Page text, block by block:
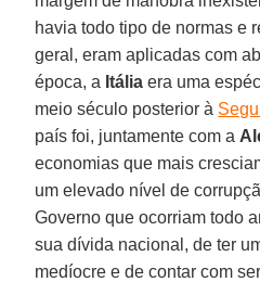
havia todo tipo de normas e
geral, eram aplicadas com
época, a Itália era uma
meio século posterior à
país foi, juntamente com a
economias que mais
um elevado nível de
Governo que ocorriam todo
sua dívida nacional, de ter
medíocre e de contar com